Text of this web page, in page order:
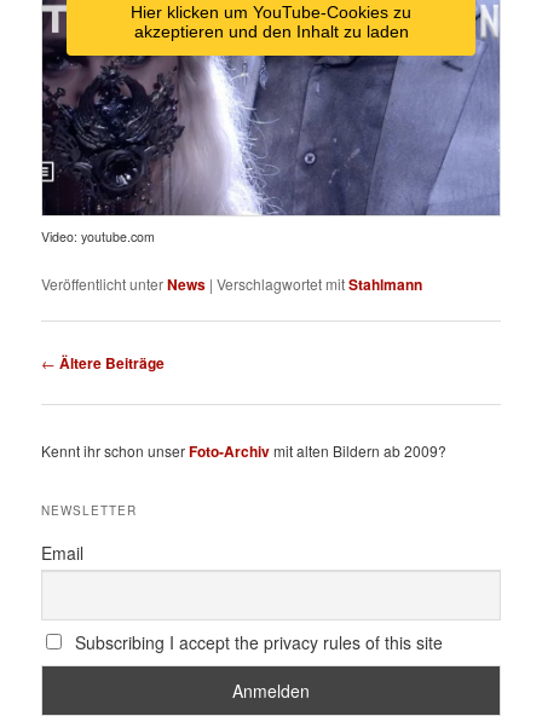
Hier klicken um YouTube-Cookies zu
akzeptieren und den Inhalt zu laden
Video: youtube.com
Veröffentlicht unterNews |Verschlagwortet mitStahlmann
Beitragsnavigation
← Ältere Beiträge
Kennt ihr schon unserFoto-Archivmit alten Bildern ab 2009?
NEWSLETTER
Email
Subscribing I accept the privacy rules of this site